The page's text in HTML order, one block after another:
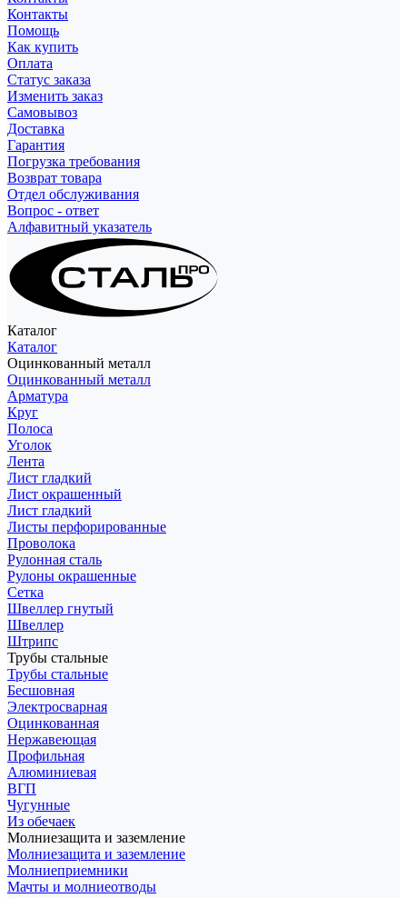
Контакты
Помощь
Как купить
Оплата
Статус заказа
Изменить заказ
Самовывоз
Доставка
Гарантия
Погрузка требования
Возврат товара
Отдел обслуживания
Вопрос - ответ
Алфавитный указатель
Каталог
Каталог
Оцинкованный металл
Оцинкованный металл
Арматура
Круг
Полоса
Уголок
Лента
Лист гладкий
Лист окрашенный
Лист гладкий
Листы перфорированные
Проволока
Рулонная сталь
Рулоны окрашенные
Сетка
Швеллер гнутый
Швеллер
Штрипс
Трубы стальные
Трубы стальные
Бесшовная
Электросварная
Оцинкованная
Нержавеющая
Профильная
Алюминиевая
ВГП
Чугунные
Из обечаек
Молниезащита и заземление
Молниезащита и заземление
Молниеприемники
Мачты и молниеотводы